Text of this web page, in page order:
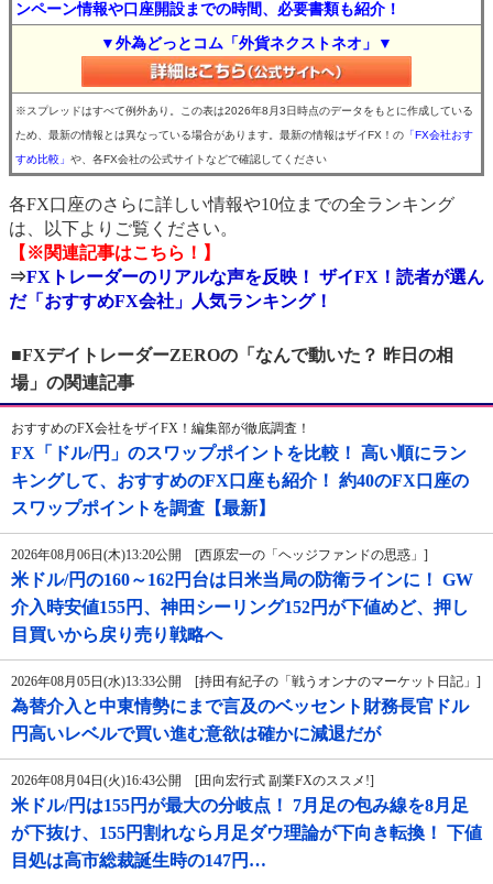
ンペーン情報や口座開設までの時間、必要書類も紹介！
▼外為どっとコム「外貨ネクストネオ」▼
※スプレッドはすべて例外あり。この表は2026年8月3日時点のデータをもとに作成している
ため、最新の情報とは異なっている場合があります。最新の情報はザイFX！の 「FX会社おす
すめ比較」 や、各FX会社の公式サイトなどで確認してください
各FX口座のさらに詳しい情報や10位までの全ランキング
は、以下よりご覧ください。
【※関連記事はこちら！】
⇒FXトレーダーのリアルな声を反映！ ザイFX！読者が選ん
だ「おすすめFX会社」人気ランキング！
■FXデイトレーダーZEROの「なんで動いた？ 昨日の相
場」の関連記事
おすすめのFX会社をザイFX！編集部が徹底調査！
FX「ドル/円」のスワップポイントを比較！ 高い順にラン
キングして、おすすめのFX口座も紹介！ 約40のFX口座の
スワップポイントを調査【最新】
2026年08月06日(木)13:20公開 [西原宏一の「ヘッジファンドの思惑」]
米ドル/円の160～162円台は日米当局の防衛ラインに！ GW
介入時安値155円、神田シーリング152円が下値めど、押し
目買いから戻り売り戦略へ
2026年08月05日(水)13:33公開 [持田有紀子の「戦うオンナのマーケット日記」]
為替介入と中東情勢にまで言及のベッセント財務長官ドル
円高いレベルで買い進む意欲は確かに減退だが
2026年08月04日(火)16:43公開 [田向宏行式 副業FXのススメ!]
米ドル/円は155円が最大の分岐点！ 7月足の包み線を8月足
が下抜け、155円割れなら月足ダウ理論が下向き転換！ 下値
目処は高市総裁誕生時の147円…